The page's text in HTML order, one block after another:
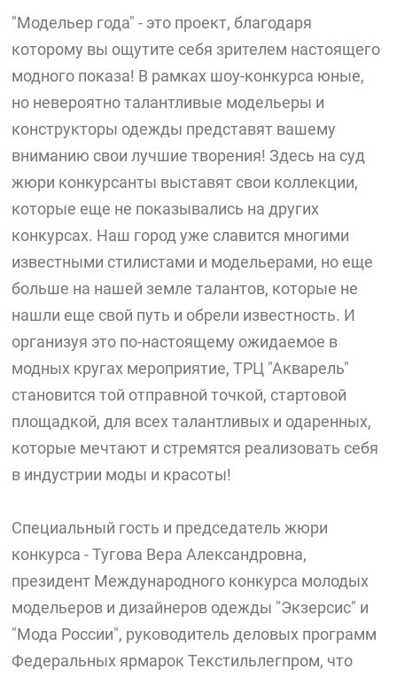
"Модельер года" - это проект, благодаря
которому вы ощутите себя зрителем настоящего
модного показа! В рамках шоу-конкурса юные,
но невероятно талантливые модельеры и
конструкторы одежды представят вашему
вниманию свои лучшие творения! Здесь на суд
жюри конкурсанты выставят свои коллекции,
которые еще не показывались на других
конкурсах. Наш город уже славится многими
известными стилистами и модельерами, но еще
больше на нашей земле талантов, которые не
нашли еще свой путь и обрели известность. И
организуя это по-настоящему ожидаемое в
модных кругах мероприятие, ТРЦ "Акварель"
становится той отправной точкой, стартовой
площадкой, для всех талантливых и одаренных,
которые мечтают и стремятся реализовать себя
в индустрии моды и красоты!
Специальный гость и председатель жюри
конкурса - Тугова Вера Александровна,
президент Международного конкурса молодых
модельеров и дизайнеров одежды "Экзерсис" и
"Мода России", руководитель деловых программ
Федеральных ярмарок Текстильлегпром, что